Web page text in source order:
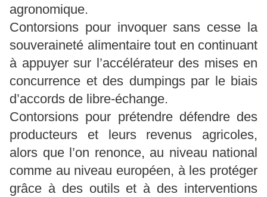
agronomique.
Contorsions pour invoquer sans cesse la
souveraineté alimentaire tout en continuant
à appuyer sur l’accélérateur des mises en
concurrence et des dumpings par le biais
d’accords de libre-échange.
Contorsions pour prétendre défendre des
producteurs et leurs revenus agricoles,
alors que l’on renonce, au niveau national
comme au niveau européen, à les protéger
grâce à des outils et à des interventions